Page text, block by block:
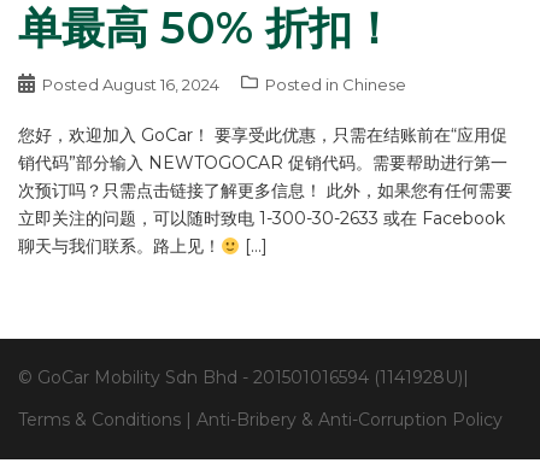
单最高 50% 折扣！
Posted August 16, 2024 Posted in Chinese
您好，欢迎加入 GoCar！ 要享受此优惠，只需在结账前在“应用促
销代码”部分输入 NEWTOGOCAR 促销代码。需要帮助进行第一
次预订吗？只需点击链接了解更多信息！ 此外，如果您有任何需要
立即关注的问题，可以随时致电 1-300-30-2633 或在 Facebook
聊天与我们联系。路上见！
[…]
© GoCar Mobility Sdn Bhd - 201501016594 (1141928U)|
Terms & Conditions
Anti-Bribery & Anti-Corruption Policy